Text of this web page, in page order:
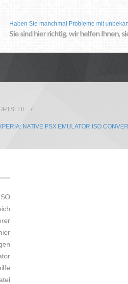
Haben Sie manchmal Probleme mit
Sie sind hier richtig, wir helfen Ihnen,
NATIVE PSX EMULATOR ISO